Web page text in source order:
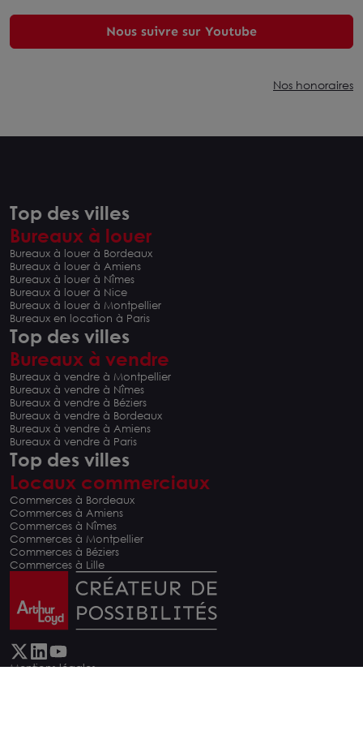
Nous suivre sur Youtube
Nos honoraires
Top des villes
Bureaux à louer
Bureaux à louer à Bordeaux
Bureaux à louer à Amiens
Bureaux à louer à Nîmes
Bureaux à louer à Nice
Bureaux à louer à Montpellier
Bureaux en location à Paris
Top des villes
Bureaux à vendre
Bureaux à vendre à Montpellier
Bureaux à vendre à Nîmes
Bureaux à vendre à Béziers
Bureaux à vendre à Bordeaux
Bureaux à vendre à Amiens
Bureaux à vendre à Paris
Top des villes
Locaux commerciaux
Commerces à Bordeaux
Commerces à Amiens
Commerces à Nîmes
Commerces à Montpellier
Commerces à Béziers
Commerces à Lille
Mentions légales